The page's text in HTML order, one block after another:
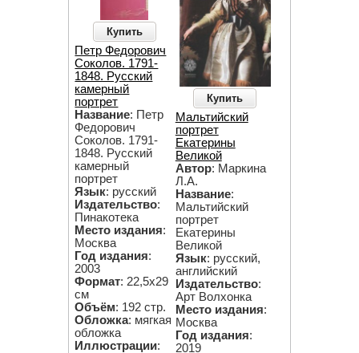
Купить
Петр Федорович
Соколов. 1791-
1848. Русский
камерный
портрет
Название: Петр
Федорович
Соколов. 1791-
1848. Русский
камерный
портрет
Язык: русский
Издательство:
Пинакотека
Место издания:
Москва
Год издания:
2003
Формат: 22,5х29
см
Объём: 192 стр.
Обложка: мягкая
обложка
Иллюстрации:
Купить
Мальтийский
портрет
Екатерины
Великой
Автор: Маркина
Л.А.
Название:
Мальтийский
портрет
Екатерины
Великой
Язык: русский,
английский
Издательство:
Арт Волхонка
Место издания:
Москва
Год издания:
2019